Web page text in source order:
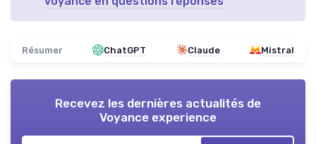
Résumer ChatGPT Claude Mistral
Recevez les dernières actualités de
Voyance experience